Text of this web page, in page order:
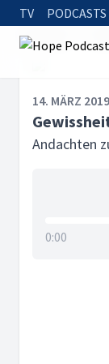
TV PODCASTS
Startseite
14. MÄRZ 2019
Andachten
0:00